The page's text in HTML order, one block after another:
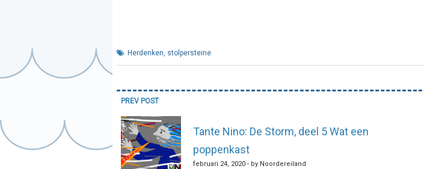
Herdenken stolpersteine
Bericht
navigatie
PREV POST
Tante Nino: De Storm, deel 5 Wat een
poppenkast
februari 24, 2020 - by Noordereiland